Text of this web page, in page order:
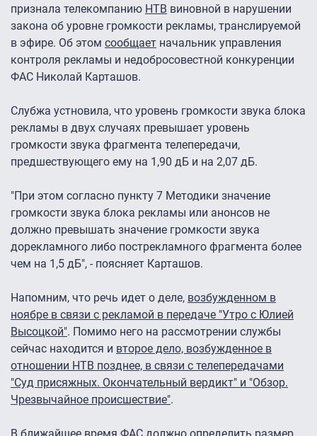
признала телекомпанию НТВ виновной в нарушении
закона об уровне громкости рекламы, транслируемой
в эфире. Об этом сообщает начальник управления
контроля рекламы и недобросовестной конкуренции
ФАС Николай Карташов.
Слубжа устновила, что уровень громкости звука блока
рекламы в двух случаях превышает уровень
громкости звука фрагмента телепередачи,
предшествующего ему на 1,90 дБ и на 2,07 дБ.
"При этом согласно пункту 7 Методики значение
громкости звука блока рекламы или анонсов не
должно превышать значение громкости звука
дорекламного либо пострекламного фрагмента более
чем на 1,5 дБ", - поясняет Карташов.
Напомним, что речь идет о деле, возбужденном в
ноябре в связи с рекламой в передаче "Утро с Юлией
Высоцкой". Помимо него на рассмотрении службы
сейчас находится и второе дело, возбужденное в
отношении НТВ позднее, в связи с телепередачами
"Суд присяжных. Окончательный вердикт" и "Обзор.
Чрезвычайное происшествие".